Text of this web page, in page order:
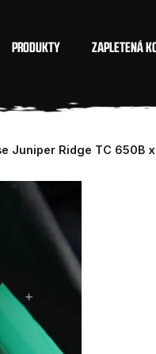
PRODUKTY ZAPLETENÁ
Juniper Ridge TC 650B
Doporučujeme